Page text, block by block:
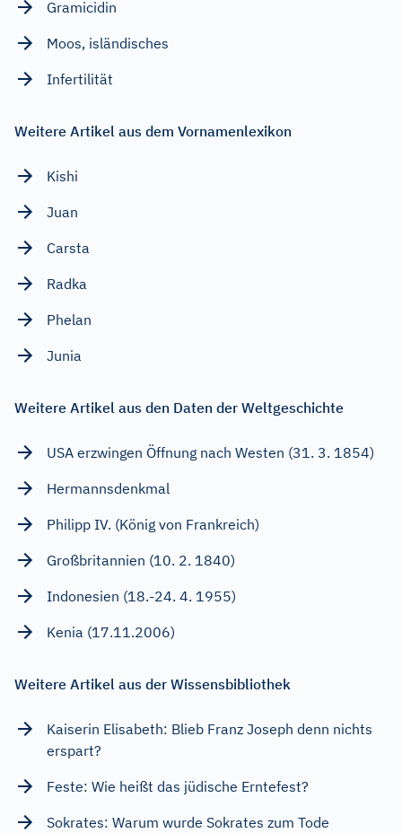
Gramicidin
Moos, isländisches
Infertilität
Weitere Artikel aus dem Vornamenlexikon
Kishi
Juan
Carsta
Radka
Phelan
Junia
Weitere Artikel aus den Daten der Weltgeschichte
USA erzwingen Öffnung nach Westen (31. 3. 1854)
Hermannsdenkmal
Philipp IV. (König von Frankreich)
Großbritannien (10. 2. 1840)
Indonesien (18.-24. 4. 1955)
Kenia (17.11.2006)
Weitere Artikel aus der Wissensbibliothek
Kaiserin Elisabeth: Blieb Franz Joseph denn nichts
erspart?
Feste: Wie heißt das jüdische Erntefest?
Sokrates: Warum wurde Sokrates zum Tode